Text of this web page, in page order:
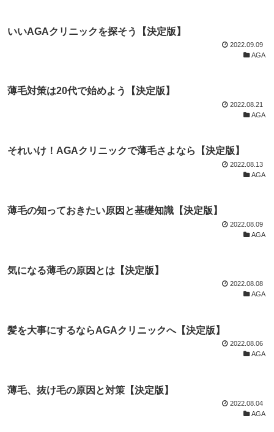
いいAGAクリニックを探そう【決定版】
2022.09.09
AGA
薄毛対策は20代で始めよう【決定版】
2022.08.21
AGA
それいけ！AGAクリニックで薄毛さよなら【決定版】
2022.08.13
AGA
薄毛の知っておきたい原因と基礎知識【決定版】
2022.08.09
AGA
気になる薄毛の原因とは【決定版】
2022.08.08
AGA
髪を大事にするならAGAクリニックへ【決定版】
2022.08.06
AGA
薄毛、抜け毛の原因と対策【決定版】
2022.08.04
AGA